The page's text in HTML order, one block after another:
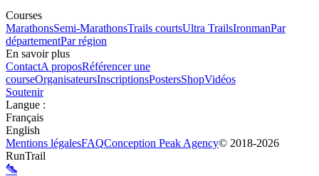
Courses
MarathonsSemi-MarathonsTrails courtsUltra TrailsIronmanPar
départementPar région
En savoir plus
ContactA proposRéférencer une
courseOrganisateursInscriptionsPostersShopVidéos
Soutenir
Langue :
Français
English
Mentions légalesFAQConception Peak Agency© 2018-2026
RunTrail